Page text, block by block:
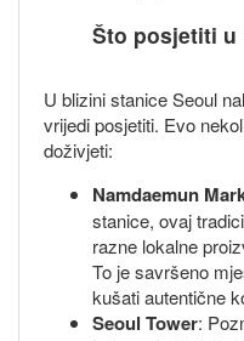
Što posjetiti u
U blizini stanice Seoul
vrijedi posjetiti. Evo
doživjeti:
Namdaemun
stanice, ovaj
razne lokalne
To je savršeno
kušati autentične
Seoul Tower: